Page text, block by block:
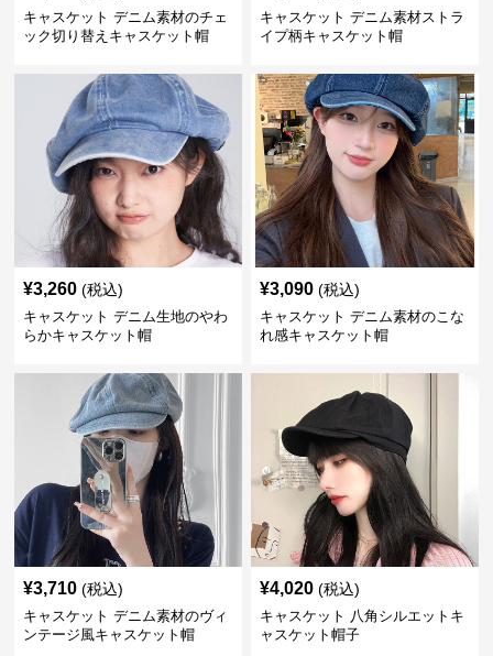
キャスケット デニム素材のチェ
ック切り替えキャスケット帽
キャスケット デニム素材ストラ
イプ柄キャスケット帽
¥3,260 (税込)
キャスケット デニム生地のやわ
らかキャスケット帽
¥3,090 (税込)
キャスケット デニム素材のこな
れ感キャスケット帽
¥3,710 (税込)
キャスケット デニム素材のヴィ
ンテージ風キャスケット帽
¥4,020 (税込)
キャスケット 八角シルエットキ
ャスケット帽子